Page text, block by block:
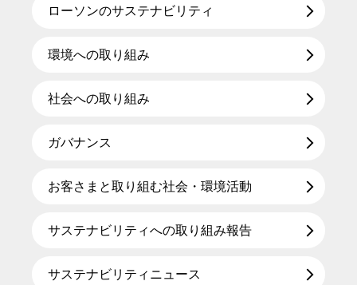
ローソンのサステナビリティ
環境への取り組み
社会への取り組み
ガバナンス
お客さまと取り組む社会・環境活動
サステナビリティへの取り組み報告
サステナビリティニュース